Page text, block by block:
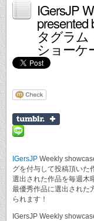
IGersJP
タグラム
ショーケ
IGersJP Weekly
グを付与して投稿頂いた
選出された作品を毎週木
最優秀作品に選出された
られます！
IGersJP Weekly